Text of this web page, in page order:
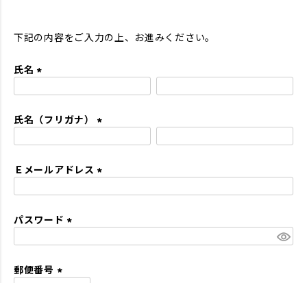
下記の内容をご入力の上、お進みください。
氏名
須
氏名（フリガナ）
須
Ｅメールアドレス
パスワード
郵便番号